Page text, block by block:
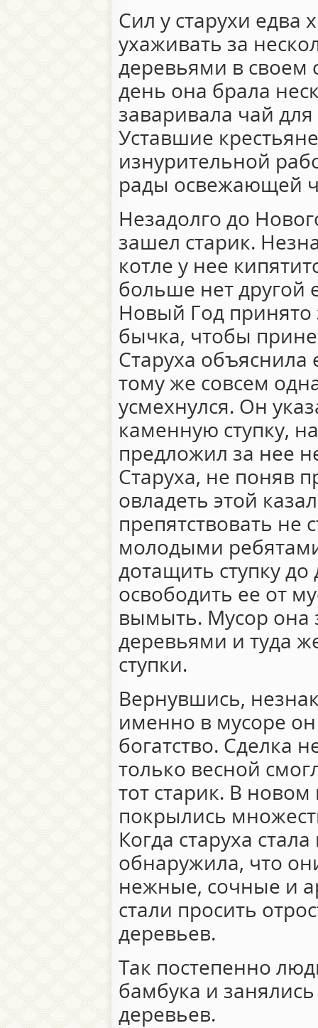
Сил у старухи едва
ухаживать за
деревьями в своем
день она брала
заваривала чай
Уставшие
изнурительной
рады освежающей
Незадолго до
зашел старик.
котле у нее
больше нет другой
Новый Год
бычка, чтобы
Старуха объяснила
тому же совсем
усмехнулся. Он
каменную ступку,
предложил за нее
Старуха, не поняв
овладеть этой
препятствовать не
молодыми
дотащить ступку
освободить ее от
вымыть. Мусор она
деревьями и туда
ступки.
Вернувшись,
именно в мусоре
богатство. Сделка
только весной
тот старик. В
покрылись
Когда старуха
обнаружила, что
нежные, сочные и
стали просить
деревьев.
Так постепенно
бамбука и
деревьев.